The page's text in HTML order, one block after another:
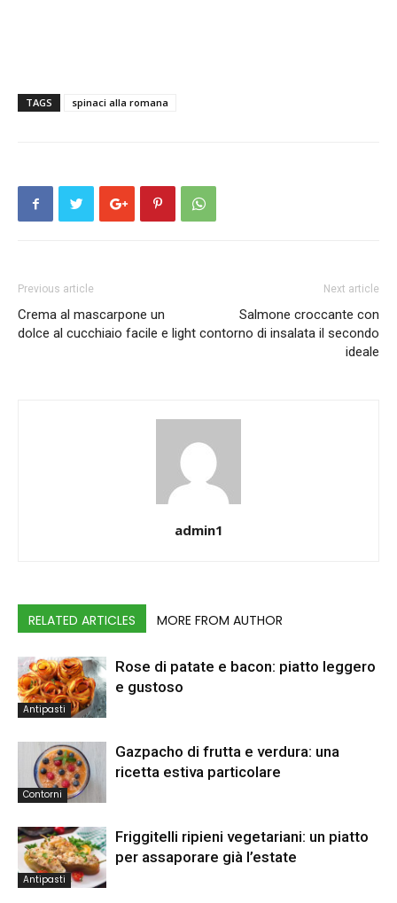
TAGS spinaci alla romana
Previous article
Crema al mascarpone un
dolce al cucchiaio facile e light
Next article
Salmone croccante con
contorno di insalata il secondo
ideale
admin1
RELATED ARTICLES MORE FROM AUTHOR
Antipasti
Rose di patate e bacon: piatto leggero
e gustoso
Contorni
Gazpacho di frutta e verdura: una
ricetta estiva particolare
Antipasti
Friggitelli ripieni vegetariani: un piatto
per assaporare già l’estate